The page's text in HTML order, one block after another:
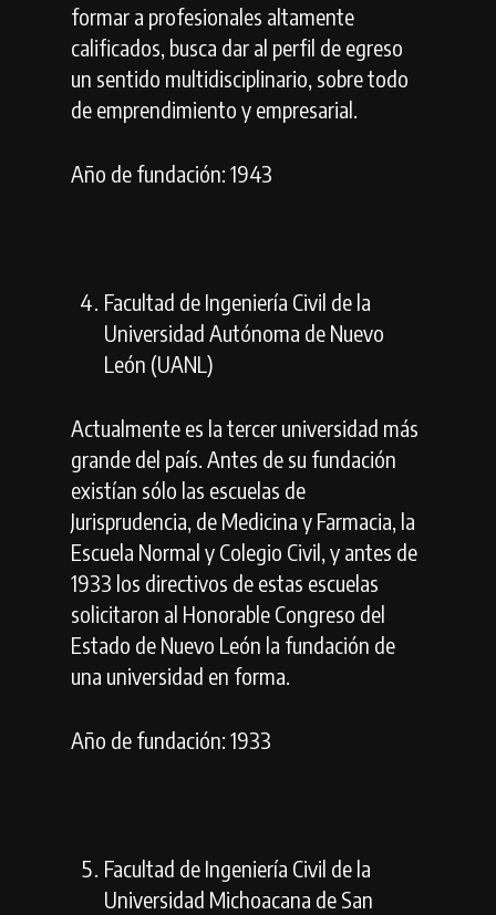
formar a profesionales altamente
calificados, busca dar al perfil de egreso
un sentido multidisciplinario, sobre todo
de emprendimiento y empresarial.
Año de fundación: 1943
Facultad de Ingeniería Civil de la
Universidad Autónoma de Nuevo
León (UANL)
Actualmente es la tercer universidad más
grande del país. Antes de su fundación
existían sólo las escuelas de
Jurisprudencia, de Medicina y Farmacia, la
Escuela Normal y Colegio Civil, y antes de
1933 los directivos de estas escuelas
solicitaron al Honorable Congreso del
Estado de Nuevo León la fundación de
una universidad en forma.
Año de fundación: 1933
Facultad de Ingeniería Civil de la
Universidad Michoacana de San